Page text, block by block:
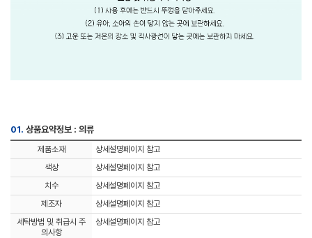
01. 상품요약정보 : 의류
제품소재
상세설명페이지 참고
색상
상세설명페이지 참고
치수
상세설명페이지 참고
제조자
상세설명페이지 참고
세탁방법 및 취급시 주
의사항
상세설명페이지 참고